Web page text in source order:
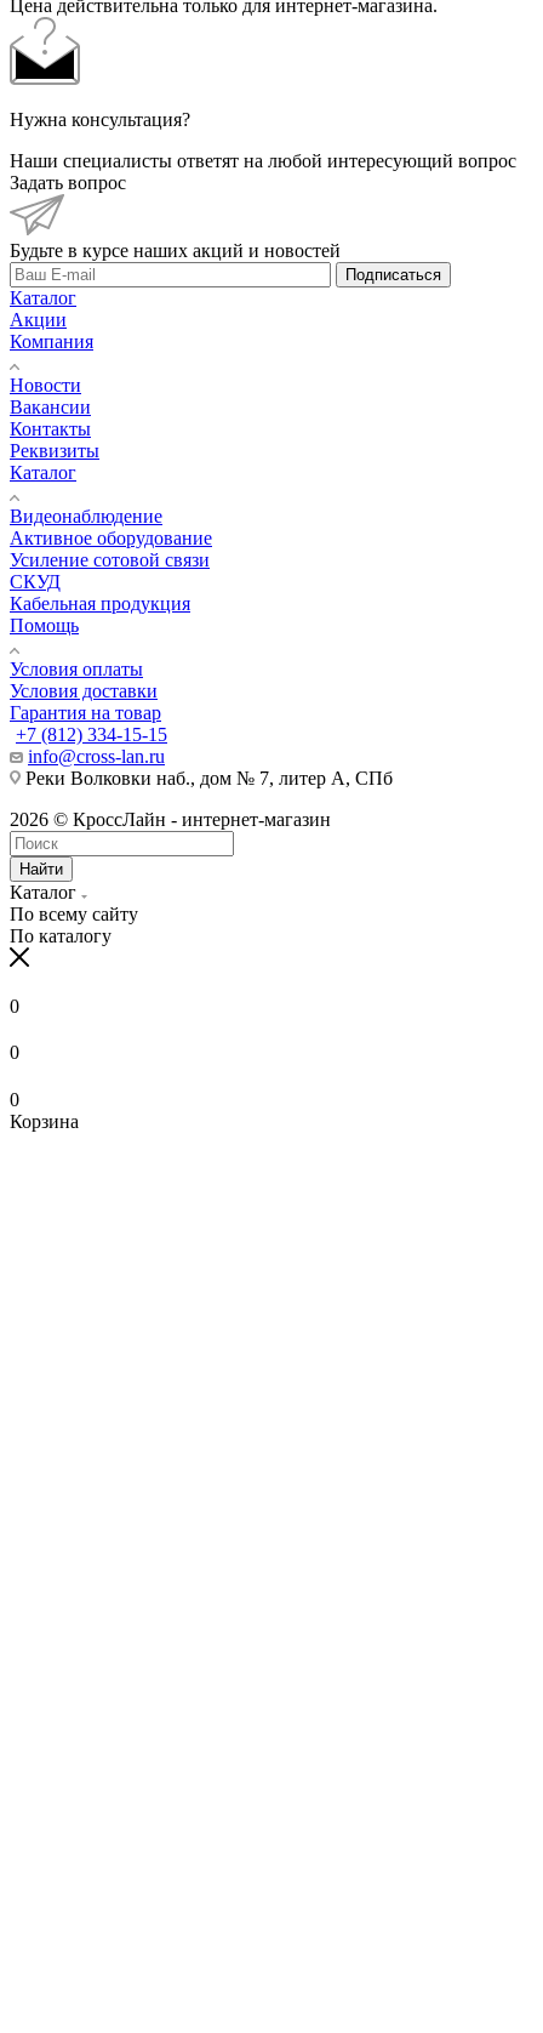
Цена действительна только для интернет-магазина.
Нужна консультация?
Наши специалисты ответят на любой интересующий вопрос
Задать вопрос
Будьте в курсе наших акций и новостей
Подписаться
Каталог
Акции
Компания
Новости
Вакансии
Контакты
Реквизиты
Каталог
Видеонаблюдение
Активное оборудование
Усиление сотовой связи
СКУД
Кабельная продукция
Помощь
Условия оплаты
Условия доставки
Гарантия на товар
+7 (812) 334-15-15
info@cross-lan.ru
Реки Волковки наб., дом № 7, литер А, СПб
2026 © КроссЛайн - интернет-магазин
Найти
Каталог
По всему сайту
По каталогу
0
0
0
Корзина